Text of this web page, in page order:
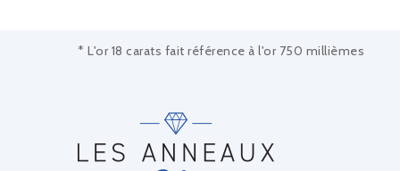
* L'or 18 carats fait référence à l'or 750 millièmes